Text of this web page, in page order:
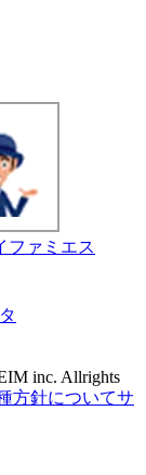
inc. Allrights
方針についてサ